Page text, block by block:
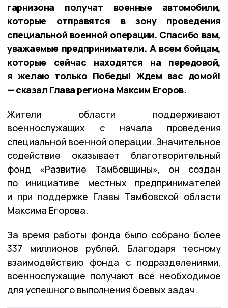
гарнизона получат военные автомобили,
которые отправятся в зону проведения
специальной военной операции. Спасибо вам,
уважаемые предприниматели. А всем бойцам,
которые сейчас находятся на передовой,
я желаю только Победы! Ждем вас домой!
— сказал Глава региона Максим Егоров.
Жители области поддерживают
военнослужащих с начала проведения
специальной военной операции. Значительное
содействие оказывает благотворительный
фонд «Развитие Тамбовщины», он создан
по инициативе местных предпринимателей
и при поддержке Главы Тамбовской области
Максима Егорова.
За время работы фонда было собрано более
337 миллионов рублей. Благодаря тесному
взаимодействию фонда с подразделениями,
военнослужащие получают все необходимое
для успешного выполнения боевых задач.